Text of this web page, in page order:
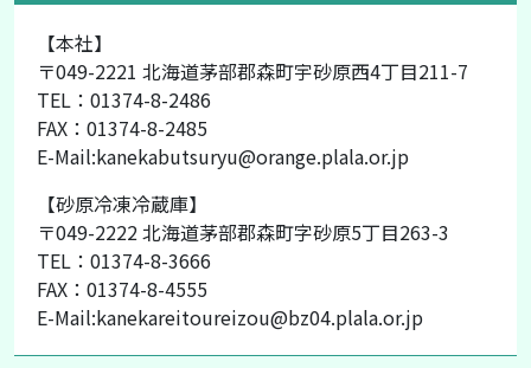
【本社】
〒049-2221 北海道茅部郡森町宇砂原西4丁目211-7
TEL：01374-8-2486
FAX：01374-8-2485
E-Mail:kanekabutsuryu@orange.plala.or.jp
【砂原冷凍冷蔵庫】
〒049-2222 北海道茅部郡森町字砂原5丁目263-3
TEL：01374-8-3666
FAX：01374-8-4555
E-Mail:kanekareitoureizou@bz04.plala.or.jp